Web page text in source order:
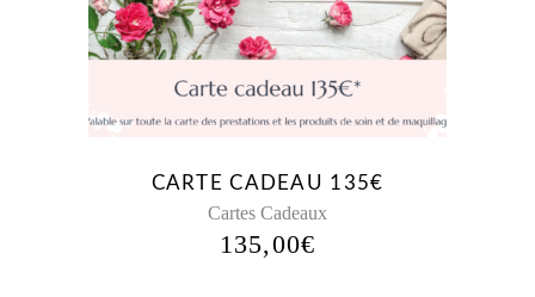
CARTE CADEAU 135€
Cartes Cadeaux
135,00€